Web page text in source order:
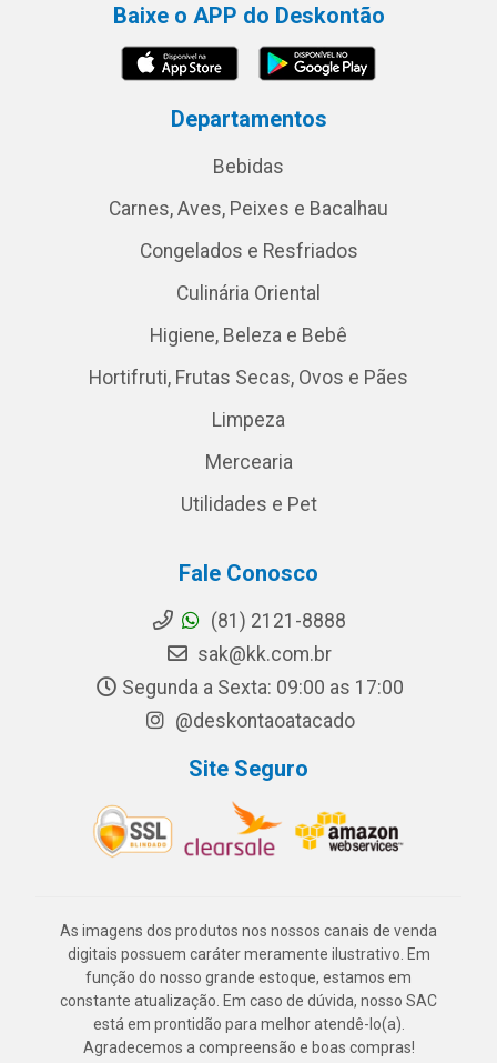
Baixe o APP do Deskontão
Departamentos
Bebidas
Carnes, Aves, Peixes e Bacalhau
Congelados e Resfriados
Culinária Oriental
Higiene, Beleza e Bebê
Hortifruti, Frutas Secas, Ovos e Pães
Limpeza
Mercearia
Utilidades e Pet
Fale Conosco
(81) 2121-8888
sak@kk.com.br
Segunda a Sexta: 09:00 as 17:00
@deskontaoatacado
Site Seguro
As imagens dos produtos nos nossos canais de venda
digitais possuem caráter meramente ilustrativo. Em
função do nosso grande estoque, estamos em
constante atualização. Em caso de dúvida, nosso SAC
está em prontidão para melhor atendê-lo(a).
Agradecemos a compreensão e boas compras!